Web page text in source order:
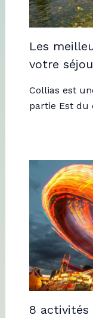
Les
votre
Collias est
partie Est
8 activités